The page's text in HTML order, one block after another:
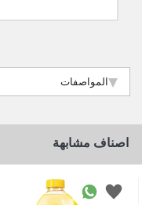
المواصفات
اصناف مشابهة